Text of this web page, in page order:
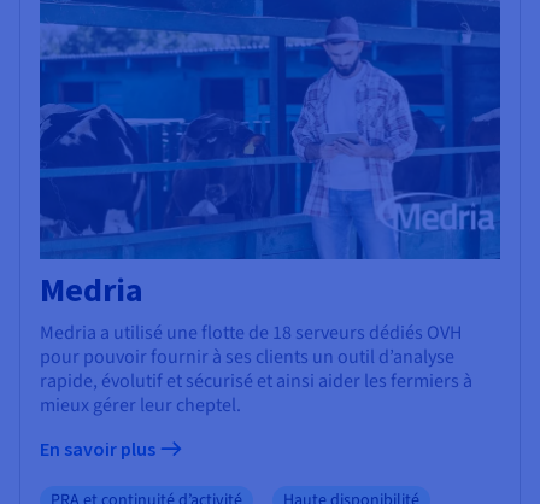
Medria
Medria a utilisé une flotte de 18 serveurs dédiés OVH
pour pouvoir fournir à ses clients un outil d’analyse
rapide, évolutif et sécurisé et ainsi aider les fermiers à
mieux gérer leur cheptel.
En savoir plus